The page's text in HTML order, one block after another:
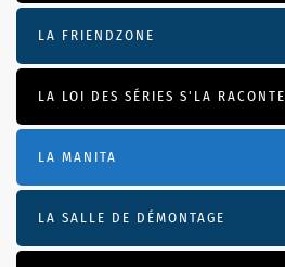
LA FRIENDZONE
LA LOI DES SÉRIES S'LA RACONTE
LA MANITA
LA SALLE DE DÉMONTAGE